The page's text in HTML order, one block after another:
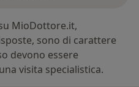
MioDottore.it,
sono di carattere
devono essere
visita specialistica.